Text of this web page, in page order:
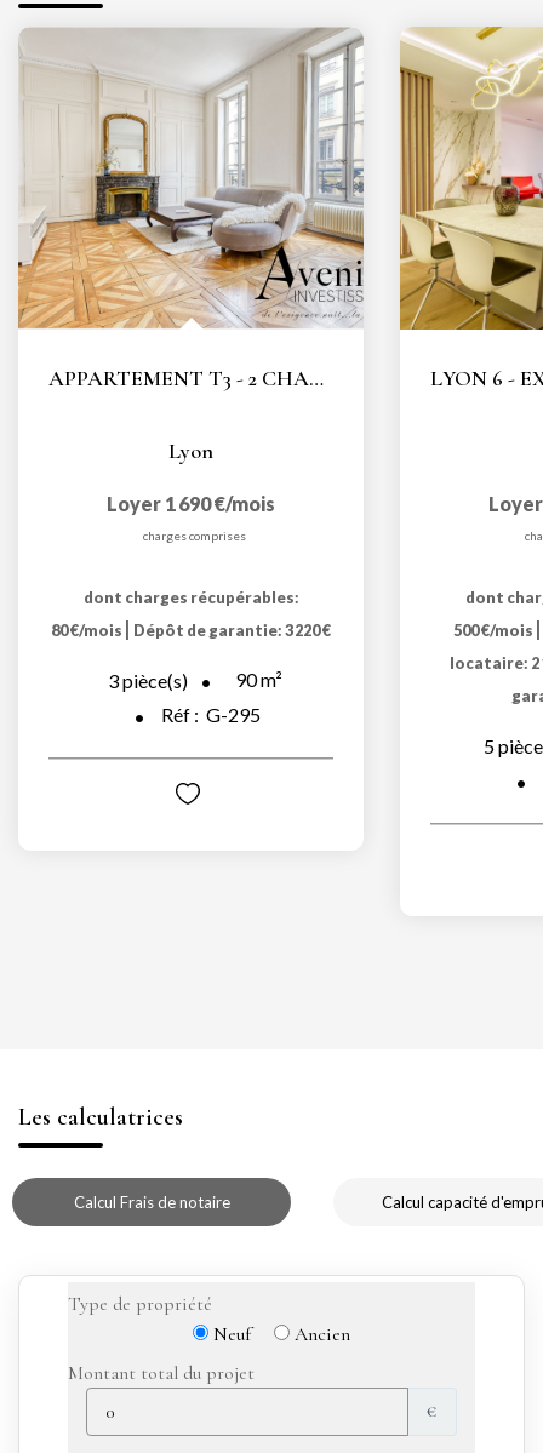
APPARTEMENT T3 - 2 CHAMBRES - 90M2 - AMPÈRE - LYON 2 -...
Lyon
Loyer 1 690 €/mois
charges comprises
dont charges récupérables:
80 €/mois | Dépôt de garantie: 3 220 €
3pièce(s) 90m²
Réf : G-295
dont
500 €/mois |
locataire: 2
5
Les calculatrices
Calcul Frais de notaire Calcul capacité